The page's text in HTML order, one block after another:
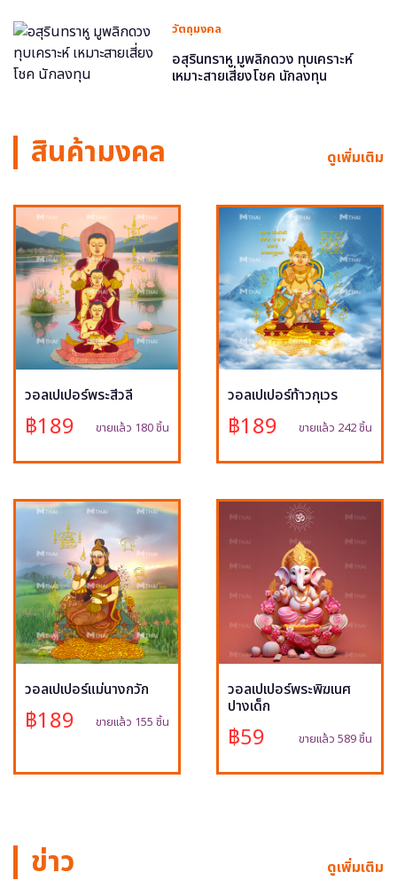
วัตถุมงคล
อสุรินทราหู มูพลิกดวง ทุบเคราะห์
เหมาะสายเสี่ยงโชค นักลงทุน
สินค้ามงคล ดูเพิ่มเติม
วอลเปเปอร์พระสีวลี
฿189 ขายแล้ว 180 ชิ้น
วอลเปเปอร์ท้าวกุเวร
฿189 ขายแล้ว 242 ชิ้น
วอลเปเปอร์แม่นางกวัก
฿189 ขายแล้ว 155 ชิ้น
วอลเปเปอร์พระพิฆเนศ
ปางเด็ก
฿59 ขายแล้ว 589 ชิ้น
ข่าว ดูเพิ่มเติม